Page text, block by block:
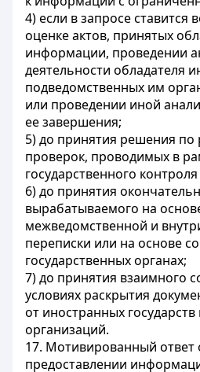
4) если в запросе ставится
оценке актов, принятых
информации, проведении
деятельности обладателя
подведомственных им
или проведении иной
ее завершения;
5) до принятия решения по
проверок, проводимых в
государственного
6) до принятия
вырабатываемого на
межведомственной и
переписки или на основе
государственных органах;
7) до принятия взаимного
условиях раскрытия
от иностранных
организаций.
17. Мотивированный ответ
предоставлении